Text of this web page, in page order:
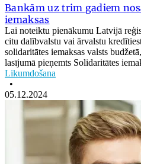
Bankām uz trim gadiem
iemaksas
Lai noteiktu pienākumu Latvijā
citu dalībvalstu vai ārvalstu
solidaritātes iemaksas valsts
lasījumā pieņemts Solidaritātes
Likumdošana
•
05.12.2024